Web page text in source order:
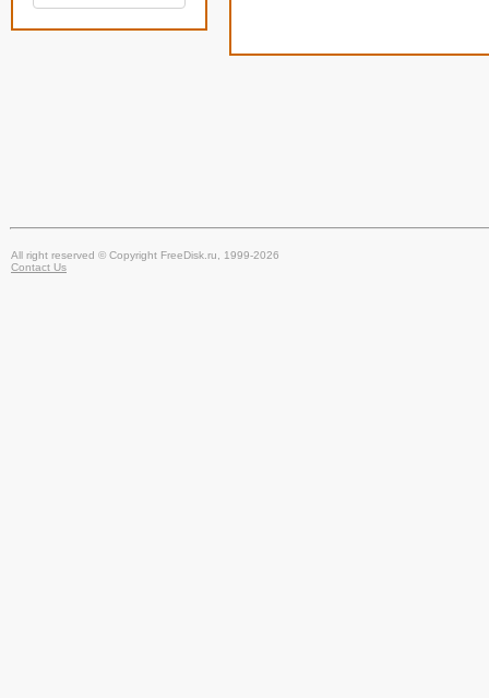
All right reserved © Copyright FreeDisk.ru, 1999-2026
Contact Us